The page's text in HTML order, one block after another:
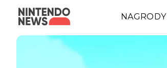
NAGRODY